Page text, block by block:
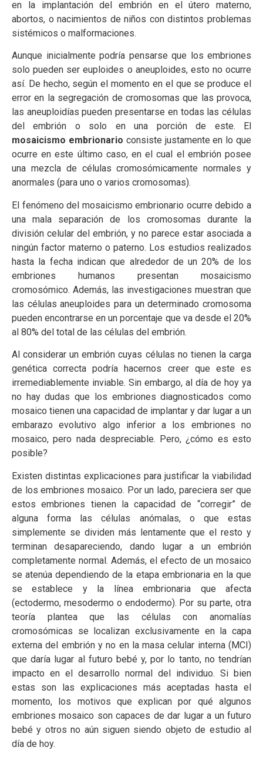
en la implantación del embrión en el útero materno,
abortos, o nacimientos de niños con distintos problemas
sistémicos o malformaciones.
Aunque inicialmente podría pensarse que los embriones
solo pueden ser euploides o aneuploides, esto no ocurre
así. De hecho, según el momento en el que se produce el
error en la segregación de cromosomas que las provoca,
las aneuploidías pueden presentarse en todas las células
del embrión o solo en una porción de este. El
mosaicismo embrionario consiste justamente en lo que
ocurre en este último caso, en el cual el embrión posee
una mezcla de células cromosómicamente normales y
anormales (para uno o varios cromosomas).
El fenómeno del mosaicismo embrionario ocurre debido a
una mala separación de los cromosomas durante la
división celular del embrión, y no parece estar asociada a
ningún factor materno o paterno. Los estudios realizados
hasta la fecha indican que alrededor de un 20% de los
embriones humanos presentan mosaicismo
cromosómico. Además, las investigaciones muestran que
las células aneuploides para un determinado cromosoma
pueden encontrarse en un porcentaje que va desde el 20%
al 80% del total de las células del embrión.
Al considerar un embrión cuyas células no tienen la carga
genética correcta podría hacernos creer que este es
irremediablemente inviable. Sin embargo, al día de hoy ya
no hay dudas que los embriones diagnosticados como
mosaico tienen una capacidad de implantar y dar lugar a un
embarazo evolutivo algo inferior a los embriones no
mosaico, pero nada despreciable. Pero, ¿cómo es esto
posible?
Existen distintas explicaciones para justificar la viabilidad
de los embriones mosaico. Por un lado, pareciera ser que
estos embriones tienen la capacidad de “corregir” de
alguna forma las células anómalas, o que estas
simplemente se dividen más lentamente que el resto y
terminan desapareciendo, dando lugar a un embrión
completamente normal. Además, el efecto de un mosaico
se atenúa dependiendo de la etapa embrionaria en la que
se establece y la línea embrionaria que afecta
(ectodermo, mesodermo o endodermo). Por su parte, otra
teoría plantea que las células con anomalías
cromosómicas se localizan exclusivamente en la capa
externa del embrión y no en la masa celular interna (MCI)
que daría lugar al futuro bebé y, por lo tanto, no tendrían
impacto en el desarrollo normal del individuo. Si bien
estas son las explicaciones más aceptadas hasta el
momento, los motivos que explican por qué algunos
embriones mosaico son capaces de dar lugar a un futuro
bebé y otros no aún siguen siendo objeto de estudio al
día de hoy.